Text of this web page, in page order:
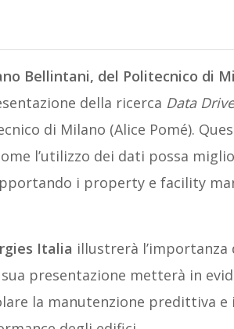
Bellintani, del Politecnico di
della ricerca Data
di Milano (Alice Pomé).
l’utilizzo dei dati possa
i property e facility
Italia illustrerà l’importanza
presentazione metterà in
la manutenzione predittiva e